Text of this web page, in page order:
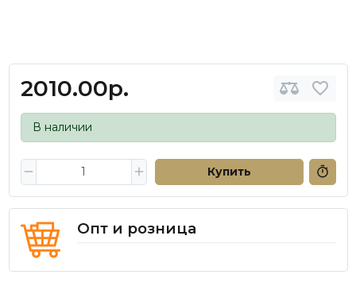
2010.00р.
В наличии
Купить
Опт и розница